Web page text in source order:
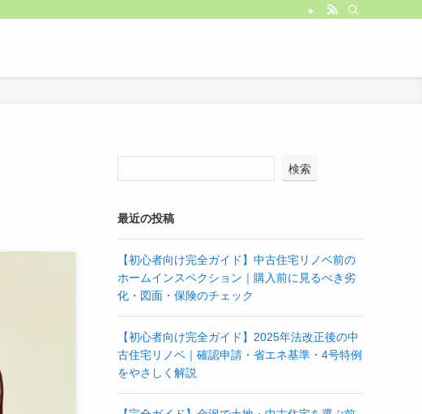
検索
最近の投稿
【初心者向け完全ガイド】中古住宅リノベ前の
ホームインスペクション｜購入前に見るべき劣
化・図面・保険のチェック
【初心者向け完全ガイド】2025年法改正後の中
古住宅リノベ｜確認申請・省エネ基準・4号特例
をやさしく解説